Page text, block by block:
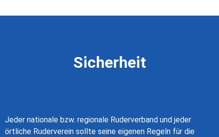
Sicherheit
Jeder nationale bzw. regionale Ruderverband und jeder
örtliche Ruderverein sollte seine eigenen Regeln für die